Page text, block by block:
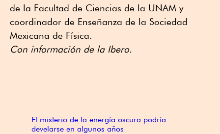
de la Facultad de Ciencias de la UNAM y
coordinador de Enseñanza de la Sociedad
Mexicana de Física.
Con información de la Ibero.
El misterio de la energía oscura podría
develarse en algunos años